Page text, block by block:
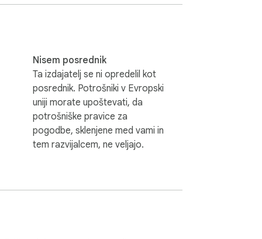
ikono razširitve.
s pomočjo minimiziranja razširitve
Nisem posrednik
Ta izdajatelj se ni opredelil kot
posrednik. Potrošniki v Evropski
uniji morate upoštevati, da
potrošniške pravice za
pogodbe, sklenjene med vami in
tem razvijalcem, ne veljajo.